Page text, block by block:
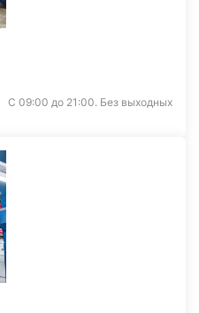
С 09:00 до 21:00. Без выходных